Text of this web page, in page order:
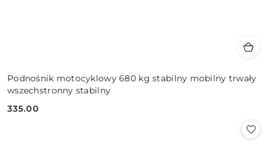
Podnośnik motocyklowy 680 kg stabilny mobilny trwały
wszechstronny stabilny
Cena:
335.00